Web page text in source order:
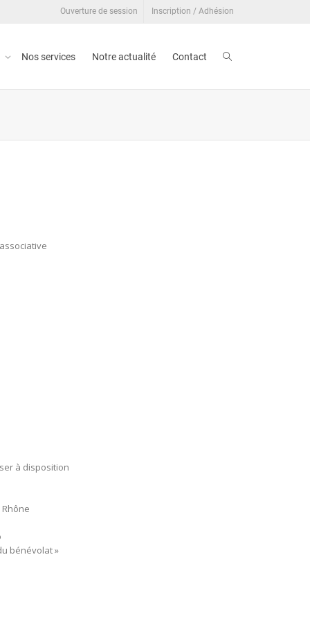
Ouverture de session Inscription / Adhésion
Nos services Notre actualité Contact
à disposition
bénévolat »